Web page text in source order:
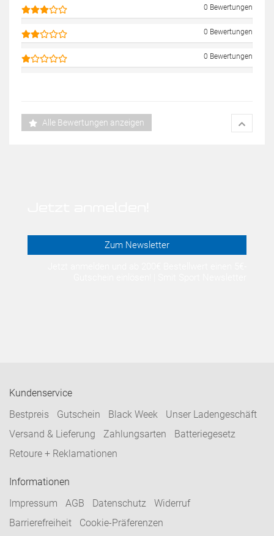
0 Bewertungen
0 Bewertungen
0 Bewertungen
Alle Bewertungen anzeigen
Zum Newsletter
Kundenservice
Bestpreis
Gutschein Black Week
Unser Ladengeschäft
Versand & Lieferung
Zahlungsarten
Batteriegesetz
Retoure + Reklamationen
Informationen
Impressum
AGB Datenschutz
Widerruf
Barrierefreiheit
Cookie-Präferenzen